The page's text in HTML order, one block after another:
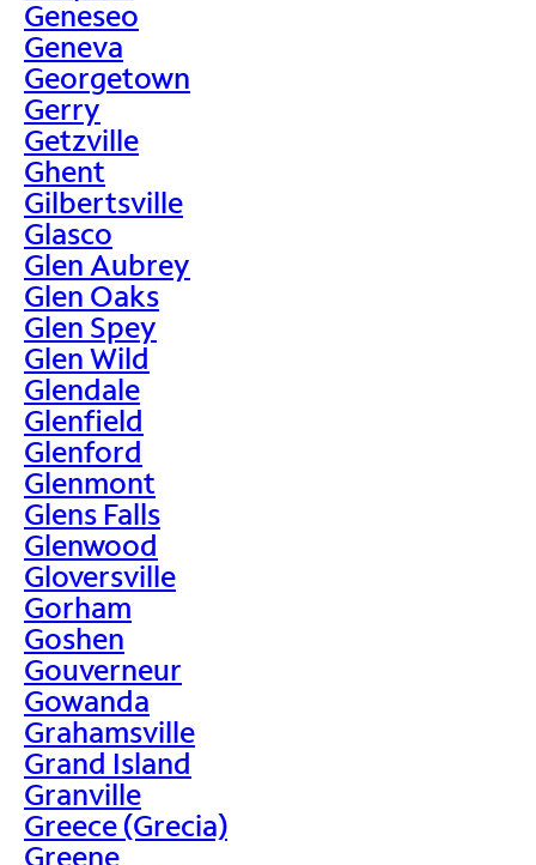
Geneseo
Geneva
Georgetown
Gerry
Getzville
Ghent
Gilbertsville
Glasco
Glen Aubrey
Glen Oaks
Glen Spey
Glen Wild
Glendale
Glenfield
Glenford
Glenmont
Glens Falls
Glenwood
Gloversville
Gorham
Goshen
Gouverneur
Gowanda
Grahamsville
Grand Island
Granville
Greece (Grecia)
Greene